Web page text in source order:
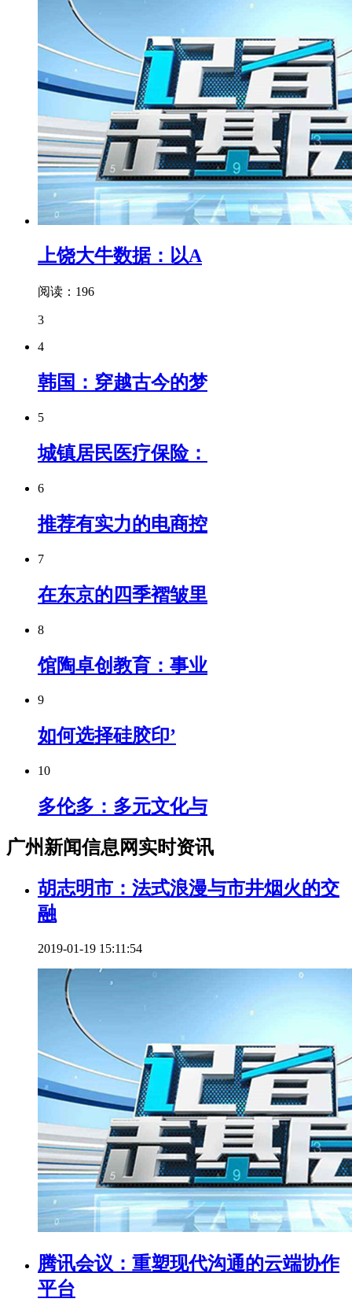
上饶大牛数据：以A
阅读：196
3
4
韩国：穿越古今的梦
5
城镇居民医疗保险：
6
推荐有实力的电商控
7
在东京的四季褶皱里
8
馆陶卓创教育：事业
9
如何选择硅胶印’
10
多伦多：多元文化与
广州新闻信息网实时资讯
胡志明市：法式浪漫与市井烟火的交
融
2019-01-19 15:11:54
腾讯会议：重塑现代沟通的云端协作
平台